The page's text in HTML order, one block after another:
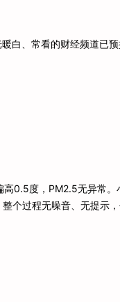
白、常看的财经频道已
0.5度，PM2.5无异常。
整个过程无噪音、无提示